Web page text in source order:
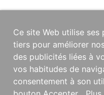
Ce site Web utilise
tiers pour améliorer
des publicités liées à
vos habitudes de
consentement à son